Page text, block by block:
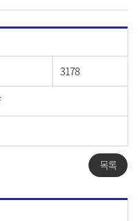
3178
목록